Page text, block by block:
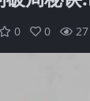
0 0 27